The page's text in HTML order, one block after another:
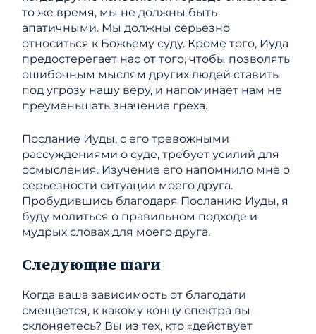
то же время, мы не должны быть
апатичными. Мы должны серьезно
относиться к Божьему суду. Кроме того, Иуда
предостерегает нас от того, чтобы позволять
ошибочным мыслям других людей ставить
под угрозу нашу веру, и напоминает нам не
преуменьшать значение греха.
Послание Иуды, с его тревожными
рассуждениями о суде, требует усилий для
осмысления. Изучение его напомнило мне о
серьезности ситуации моего друга.
Пробудившись благодаря Посланию Иуды, я
буду молиться о правильном подходе и
мудрых словах для моего друга.
Следующие шаги
Когда ваша зависимость от благодати
смещается, к какому концу спектра вы
склоняетесь? Вы из тех, кто «действует